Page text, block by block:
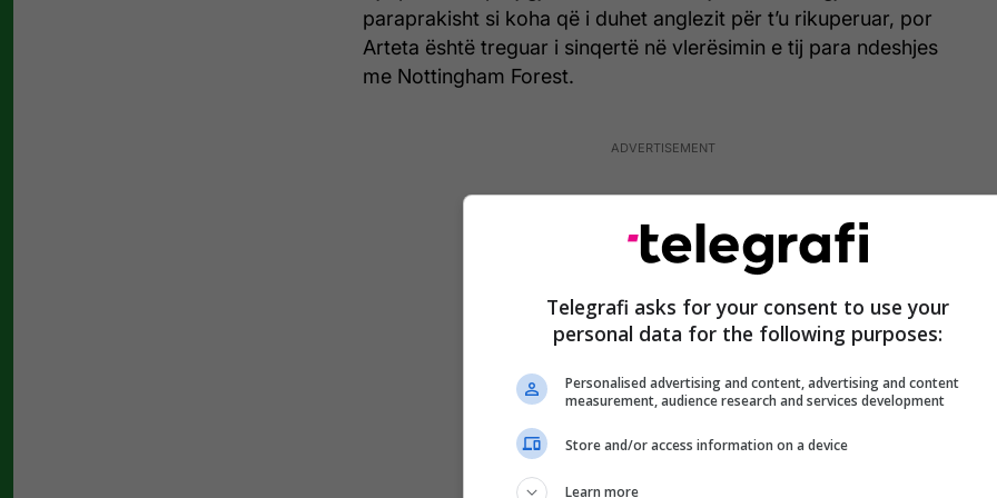
paraprakisht si koha që i duhet anglezit për t’u rikuperuar, por
Arteta është treguar i sinqertë në vlerësimin e tij para ndeshjes
me Nottingham Forest.
Telegrafi asks for your consent to use your
personal data for the following purposes:
Personalised advertising and content, advertising and content
measurement, audience research and services development
Store and/or access information on a device
Learn more